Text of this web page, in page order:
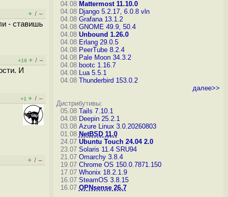
+ / –
- ставишь
+16 + / –
И
+1 + / –
+ / –
04.08 Mattermost 11.10.0
04.08 Django 5.2.17, 6.0.8 vln
04.08 Grafana 13.1.2
04.08 GNOME 49.9, 50.4
04.08 Unbound 1.26.0
04.08 Erlang 29.0.5
04.08 PeerTube 8.2.4
04.08 Pale Moon 34.3.2
04.08 bootc 1.16.7
04.08 Lua 5.5.1
04.08 Thunderbird 153.0.2
далее>>
Дистрибутивы:
05.08 Tails 7.10.1
04.08 Deepin 25.2.1
03.08 Azure Linux 3.0.20260803
01.08 NetBSD 11.0
24.07 Ubuntu Touch 24.04 2.0
23.07 Solaris 11.4 SRU94
21.07 Omarchy 3.8.4
19.07 Chrome OS 150.0.7871.150
17.07 Whonix 18.2.1.9
16.07 SteamOS 3.8.15
16.07 OPNsense 26.7